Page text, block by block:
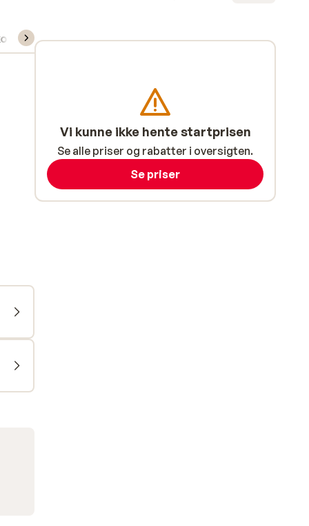
skileje/undervisning
Vi kunne ikke hente startprisen
Se alle priser og rabatter i oversigten.
Se priser